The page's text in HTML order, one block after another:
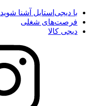
با دیجی‌استایل آشنا شوید
فرصت‌های شغلی
دیجی کالا